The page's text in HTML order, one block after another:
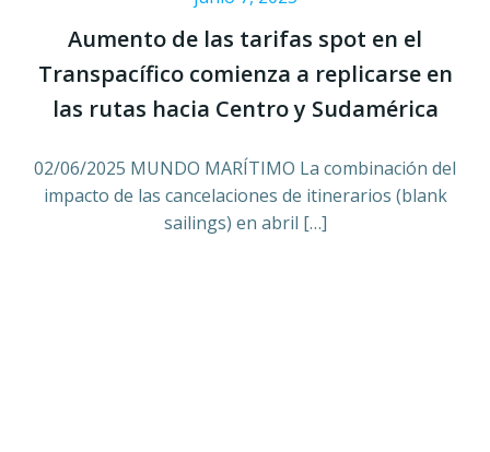
Aumento de las tarifas spot en el
Transpacífico comienza a replicarse en
las rutas hacia Centro y Sudamérica
02/06/2025 MUNDO MARÍTIMO La combinación del
impacto de las cancelaciones de itinerarios (blank
sailings) en abril […]